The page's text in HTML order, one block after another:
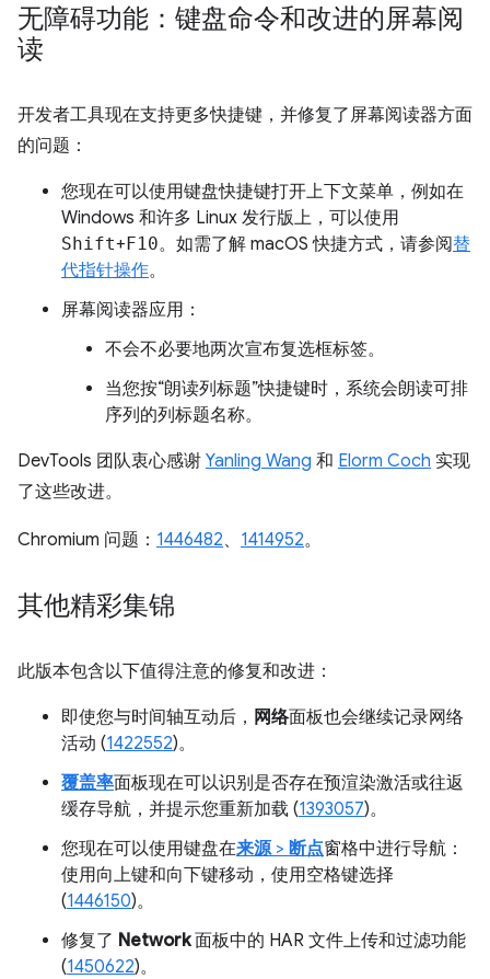
无障碍功能：键盘命令和改进的屏幕阅
读
开发者工具现在支持更多快捷键，并修复了屏幕阅读器方面
的问题：
您现在可以使用键盘快捷键打开上下文菜单，例如在
Windows 和许多 Linux 发行版上，可以使用
Shift+F10。如需了解 macOS 快捷方式，请参阅替
代指针操作。
屏幕阅读器应用：
不会不必要地两次宣布复选框标签。
当您按“朗读列标题”快捷键时，系统会朗读可排
序列的列标题名称。
DevTools 团队衷心感谢 Yanling Wang 和 Elorm Coch 实现
了这些改进。
Chromium 问题： 1446482、 1414952。
其他精彩集锦
此版本包含以下值得注意的修复和改进：
即使您与时间轴互动后， 网络面板也会继续记录网络
活动 (1422552)。
覆盖率面板现在可以识别是否存在预渲染激活或往返
缓存导航，并提示您重新加载 (1393057)。
您现在可以使用键盘在来源> 断点窗格中进行导航：
使用向上键和向下键移动，使用空格键选择
(1446150)。
修复了 Network面板中的 HAR 文件上传和过滤功能
(1450622)。